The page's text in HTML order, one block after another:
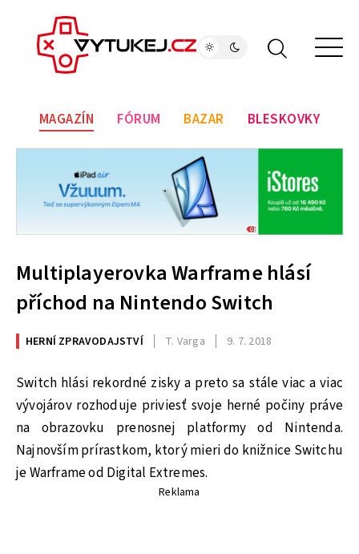
MAGAZÍN FÓRUM BAZAR BLESKOVKY
Multiplayerovka Warframe hlásí
příchod na Nintendo Switch
HERNÍ ZPRAVODAJSTVÍ T. Varga 9. 7. 2018
Switch hlási rekordné zisky a preto sa stále viac a viac
vývojárov rozhoduje priviesť svoje herné počiny práve
na obrazovku prenosnej platformy od Nintenda.
Najnovším prírastkom, ktorý mieri do knižnice Switchu
je Warframe od Digital Extremes.
Reklama